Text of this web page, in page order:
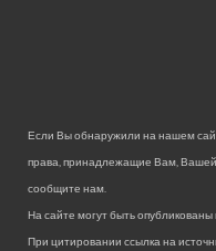
Если Вы обнаружили на нашем
права, принадлежащие Вам, Вашей
сообщите нам.
На сайте могут быть
При цитировании ссылка на